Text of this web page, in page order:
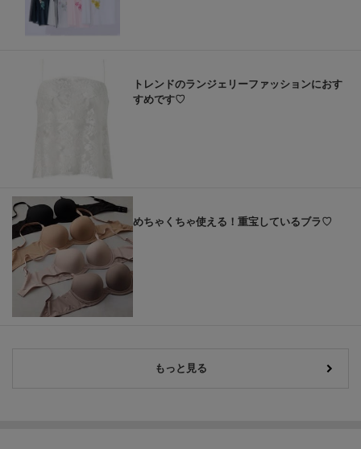
トレンドのランジェリーファッションにおす
すめです♡
めちゃくちゃ使える！重宝しているブラ♡
もっと見る